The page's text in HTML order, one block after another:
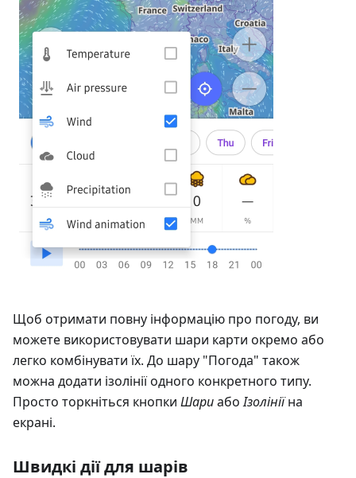
Щоб отримати повну інформацію про погоду, ви
можете використовувати шари карти окремо або
легко комбінувати їх. До шару "Погода" також
можна додати ізолінії одного конкретного типу.
Просто торкніться кнопки ШариабоІзолініїна
екрані.
Швидкі дії для шарів